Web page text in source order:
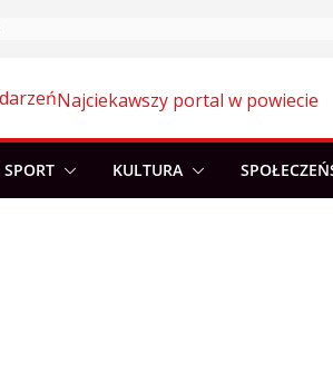
Najciekawszy portal w powiecie
SPORT KULTURA